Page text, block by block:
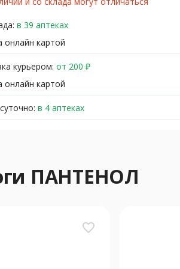
в 39 аптеках
онлайн картой
курьером: от 200 ₽
онлайн картой
в 4 аптеках
ПАНТЕНОЛ
favorite_border